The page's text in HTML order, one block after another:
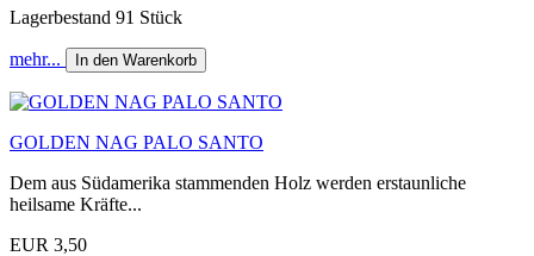
Lagerbestand 91 Stück
mehr... In den Warenkorb
GOLDEN NAG PALO SANTO
Dem aus Südamerika stammenden Holz werden erstaunliche
heilsame Kräfte...
EUR 3,50